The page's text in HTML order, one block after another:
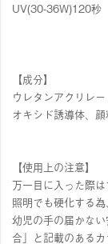
UV(30-36W)120秒
【成分】
ウレタンアクリレ
オキシド誘導体、
【使用上の注意】
万一目に入った際
照明でも硬化する
幼児の手の届かな
合」と記載のある